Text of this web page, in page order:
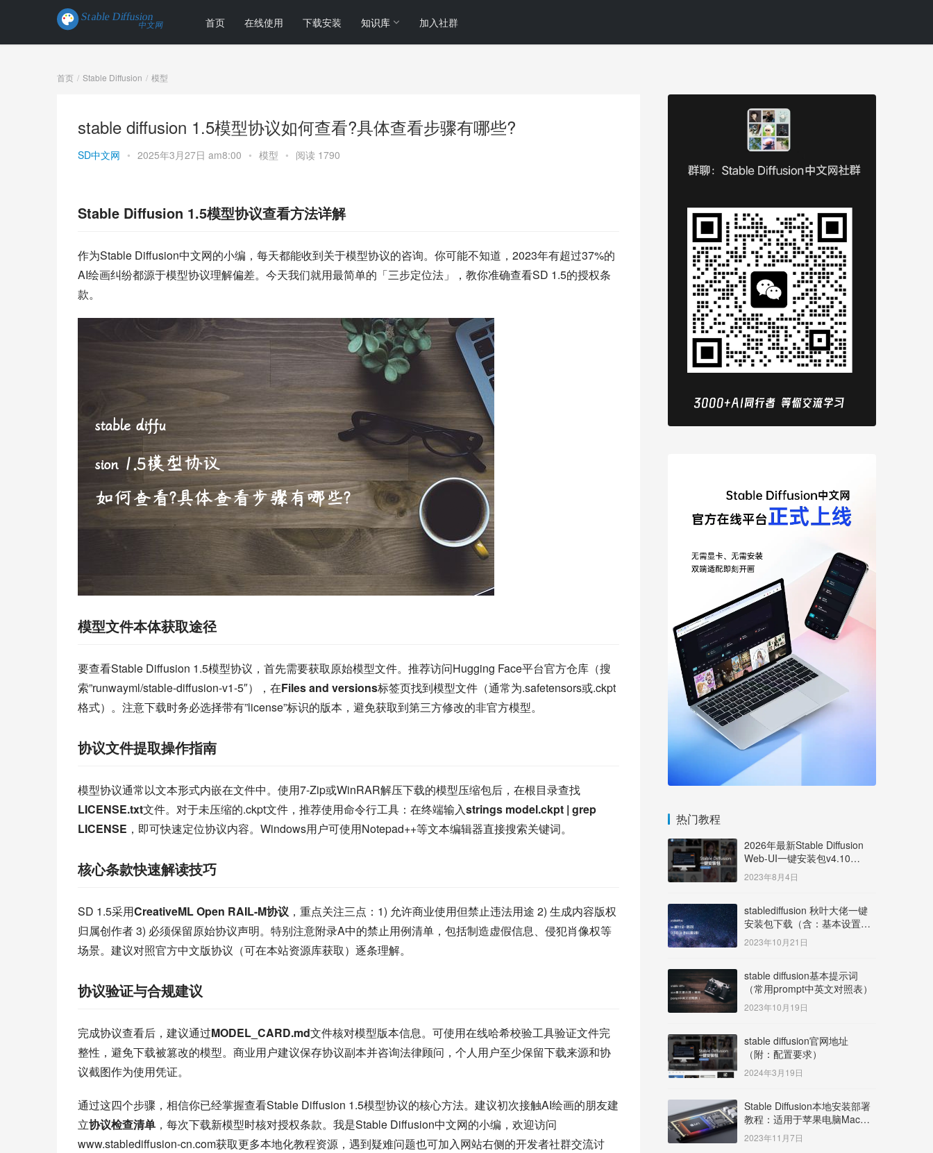
首页 在线使用 下载安装 知识库 加入社群
首页 Stable Diffusion 模型
stable diffusion 1.5模型协议如何查看?具体查看步骤有哪些?
SD中文网 • 2025年3月27日 am8:00 • 模型 • 阅读 1790
Stable Diffusion 1.5模型协议查看方法详解
作为Stable Diffusion中文网的小编，每天都能收到关于模型协议的咨询。你可能不知道，2023年有超过37%的
AI绘画纠纷都源于模型协议理解偏差。今天我们就用最简单的「三步定位法」，教你准确查看SD 1.5的授权条
款。
模型文件本体获取途径
要查看Stable Diffusion 1.5模型协议，首先需要获取原始模型文件。推荐访问Hugging Face平台官方仓库（搜
索”runwayml/stable-diffusion-v1-5″），在Files and versions标签页找到模型文件（通常为.safetensors或.ckpt
格式）。注意下载时务必选择带有”license”标识的版本，避免获取到第三方修改的非官方模型。
协议文件提取操作指南
模型协议通常以文本形式内嵌在文件中。使用7-Zip或WinRAR解压下载的模型压缩包后，在根目录查找
LICENSE.txt文件。对于未压缩的.ckpt文件，推荐使用命令行工具：在终端输入strings model.ckpt | grep
LICENSE ，即可快速定位协议内容。Windows用户可使用Notepad++等文本编辑器直接搜索关键词。
核心条款快速解读技巧
SD 1.5采用CreativeML Open RAIL-M协议 ，重点关注三点：1) 允许商业使用但禁止违法用途 2) 生成内容版权
归属创作者 3) 必须保留原始协议声明。特别注意附录A中的禁止用例清单，包括制造虚假信息、侵犯肖像权等
场景。建议对照官方中文版协议（可在本站资源库获取）逐条理解。
协议验证与合规建议
完成协议查看后，建议通过MODEL_CARD.md文件核对模型版本信息。可使用在线哈希校验工具验证文件完
整性，避免下载被篡改的模型。商业用户建议保存协议副本并咨询法律顾问，个人用户至少保留下载来源和协
议截图作为使用凭证。
通过这四个步骤，相信你已经掌握查看Stable Diffusion 1.5模型协议的核心方法。建议初次接触AI绘画的朋友建
立协议检查清单 ，每次下载新模型时核对授权条款。我是Stable Diffusion中文网的小编，欢迎访问
www.stablediffusion-cn.com获取更多本地化教程资源，遇到疑难问题也可加入网站右侧的开发者社群交流讨
热门教程
2026年最新Stable Diffusion
Web-UI一键安装包v4.10
Windows版【支持50系显卡】
2023年8月4日
stablediffusion 秋叶大佬一键
安装包下载（含：基本设置说
明）
2023年10月21日
stable diffusion基本提示词
（常用prompt中英文对照表）
2023年10月19日
stable diffusion官网地址
（附：配置要求）
2024年3月19日
Stable Diffusion本地安装部署
教程：适用于苹果电脑Mac
OS系统M系列芯片：
MacBook/iMac等
2023年11月7日